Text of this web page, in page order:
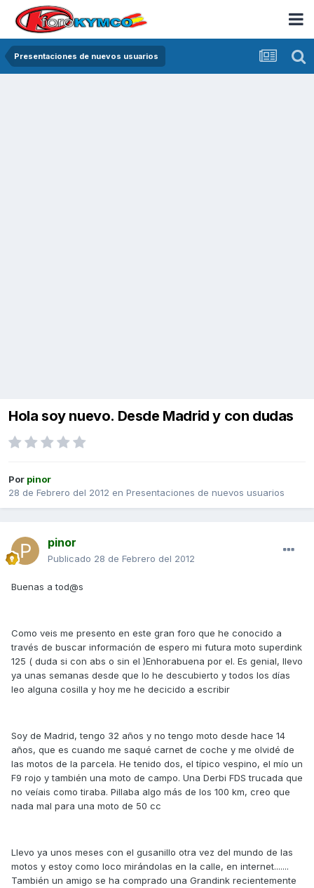
Presentaciones de nuevos usuarios
Hola soy nuevo. Desde Madrid y con dudas
Por pinor
28 de Febrero del 2012 en Presentaciones de nuevos usuarios
pinor
Publicado 28 de Febrero del 2012
Buenas a tod@s
Como veis me presento en este gran foro que he conocido a
través de buscar información de espero mi futura moto superdink
125 ( duda si con abs o sin el )Enhorabuena por el. Es genial, llevo
ya unas semanas desde que lo he descubierto y todos los días
leo alguna cosilla y hoy me he decicido a escribir
Soy de Madrid, tengo 32 años y no tengo moto desde hace 14
años, que es cuando me saqué carnet de coche y me olvidé de
las motos de la parcela. He tenido dos, el típico vespino, el mío un
F9 rojo y también una moto de campo. Una Derbi FDS trucada que
no veíais como tiraba. Pillaba algo más de los 100 km, creo que
nada mal para una moto de 50 cc
Llevo ya unos meses con el gusanillo otra vez del mundo de las
motos y estoy como loco mirándolas en la calle, en internet.......
También un amigo se ha comprado una Grandink recientemente